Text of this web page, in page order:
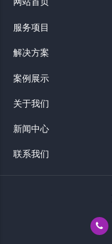
服务项目
解决方案
案例展示
关于我们
新闻中心
联系我们